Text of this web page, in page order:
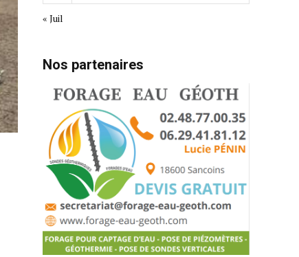
« Juil
Nos partenaires